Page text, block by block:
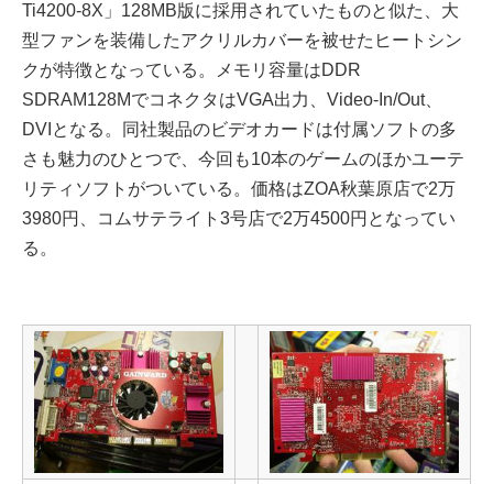
Ti4200-8X」128MB版に採用されていたものと似た、大
型ファンを装備したアクリルカバーを被せたヒートシン
クが特徴となっている。メモリ容量はDDR
SDRAM128MでコネクタはVGA出力、Video-In/Out、
DVIとなる。同社製品のビデオカードは付属ソフトの多
さも魅力のひとつで、今回も10本のゲームのほかユーテ
リティソフトがついている。価格はZOA秋葉原店で2万
3980円、コムサテライト3号店で2万4500円となってい
る。